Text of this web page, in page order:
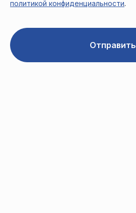
политикой конфиденциальности.
Отправить